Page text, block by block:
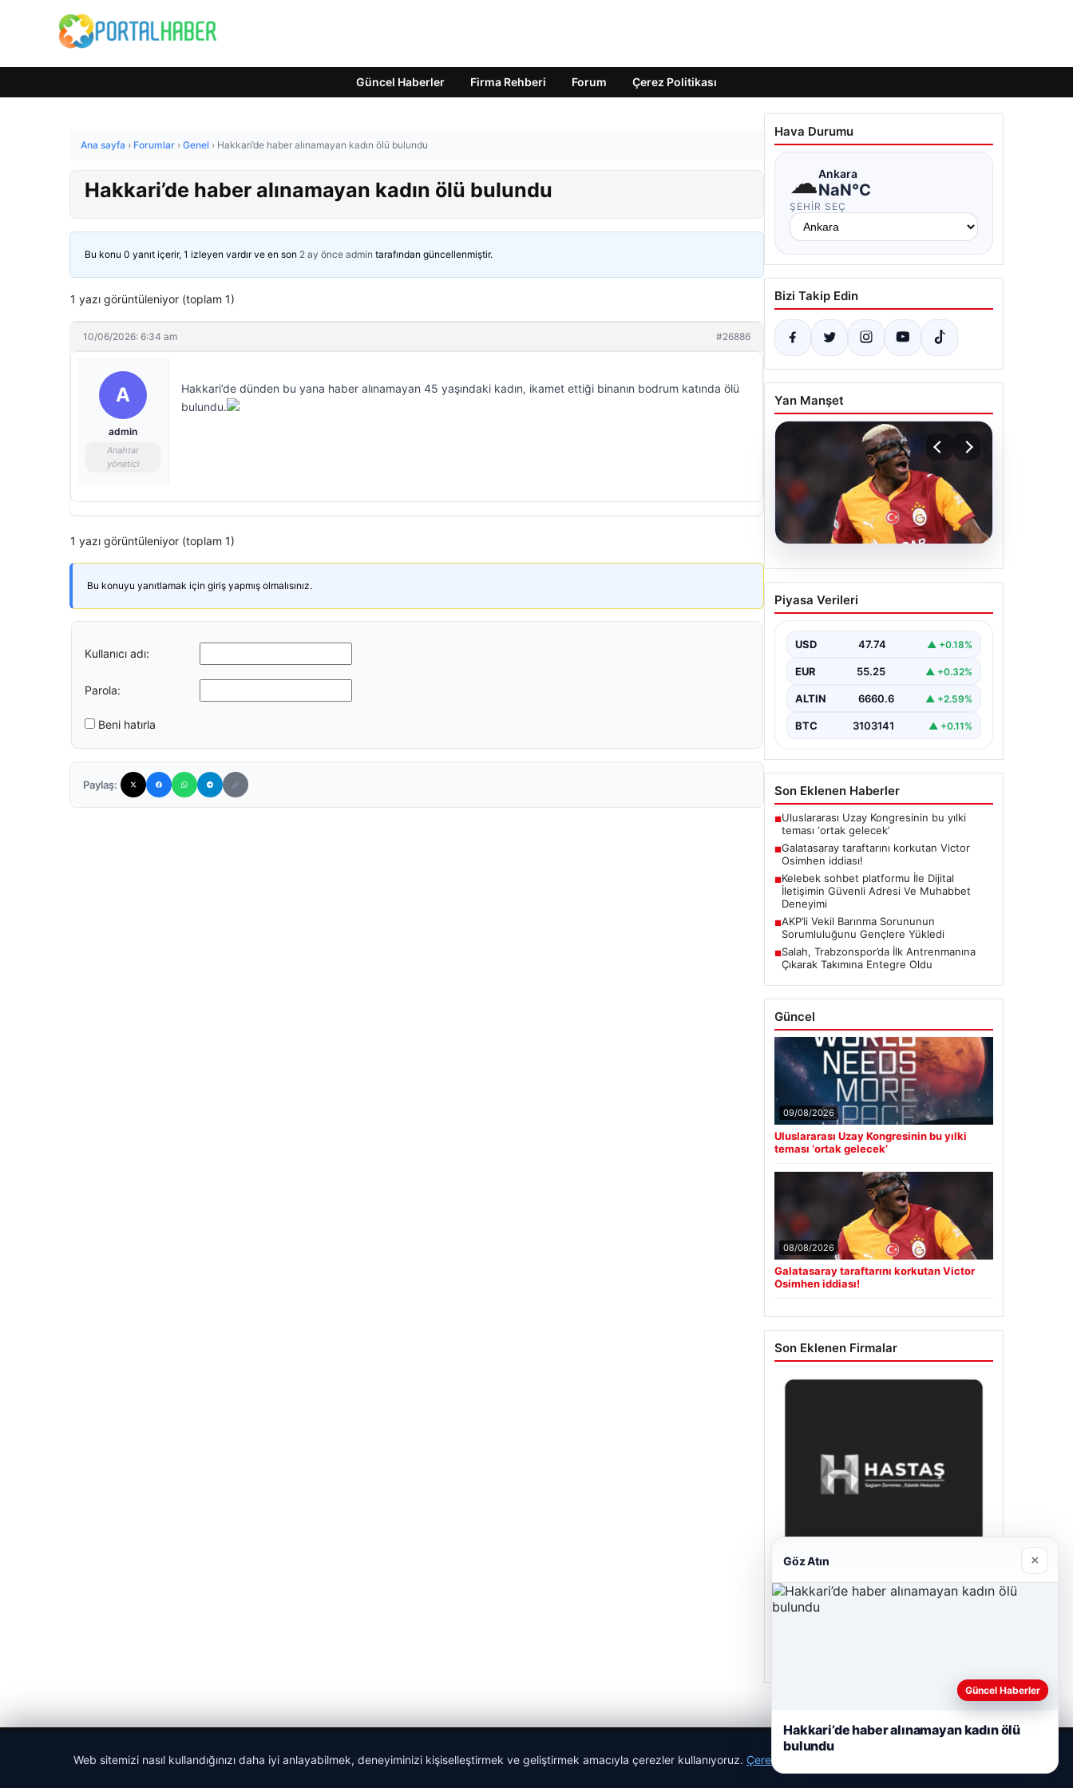
Güncel Haberler Firma Rehberi Forum Çerez Politikası
Ana sayfa › Forumlar › Genel › Hakkari’de haber alınamayan kadın ölü bulundu
Hakkari’de haber alınamayan kadın ölü bulundu
Bu konu 0 yanıt içerir, 1 izleyen vardır ve en son 2 ay önce admin tarafından güncellenmiştir.
1 yazı görüntüleniyor (toplam 1)
10/06/2026: 6:34 am #26886
A
admin
Anahtar
yönetici
Hakkari’de dünden bu yana haber alınamayan 45 yaşındaki kadın, ikamet ettiği binanın bodrum katında ölü
bulundu.
1 yazı görüntüleniyor (toplam 1)
Bu konuyu yanıtlamak için giriş yapmış olmalısınız.
Kullanıcı adı:
Parola:
Beni hatırla
Paylaş:
Hava Durumu
☁Ankara
NaN°C
ŞEHIR SEÇ
Bizi Takip Edin
Yan Manşet
08.08.2026
Galatasaray taraftarını
korkutan Victor Osimhen
Piyasa Verileri
USD 47.74 ▲ +0.18%
EUR 55.25 ▲ +0.32%
ALTIN 6660.6 ▲ +2.59%
BTC 3103141 ▲ +0.11%
Son Eklenen Haberler
■Uluslararası Uzay Kongresinin bu yılki
teması ‘ortak gelecek’
■Galatasaray taraftarını korkutan Victor
Osimhen iddiası!
■Kelebek sohbet platformu İle Dijital
İletişimin Güvenli Adresi Ve Muhabbet
Deneyimi
■AKP’li Vekil Barınma Sorununun
Sorumluluğunu Gençlere Yükledi
■Salah, Trabzonspor’da İlk Antrenmanına
Çıkarak Takımına Entegre Oldu
Güncel
09/08/2026
Uluslararası Uzay Kongresinin bu yılki
teması ‘ortak gelecek’
08/08/2026
Galatasaray taraftarını korkutan Victor
Osimhen iddiası!
Son Eklenen Firmalar
Hastaş Beton
Web sitemizi nasıl kullandığınızı daha iyi anlayabilmek, deneyiminizi kişiselleştirmek ve geliştirmek amacıyla çerezler kullanıyoruz. Çerez Politikamız
Göz Atın ×
Güncel Haberler
Hakkari’de haber alınamayan kadın ölü
bulundu